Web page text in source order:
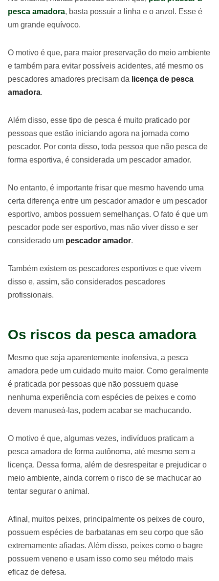
pesca amadora, basta possuir a linha e o anzol. Esse é
um grande equívoco.
O motivo é que, para maior preservação do meio ambiente
e também para evitar possíveis acidentes, até mesmo os
pescadores amadores precisam da licença de pesca
amadora.
Além disso, esse tipo de pesca é muito praticado por
pessoas que estão iniciando agora na jornada como
pescador. Por conta disso, toda pessoa que não pesca de
forma esportiva, é considerada um pescador amador.
No entanto, é importante frisar que mesmo havendo uma
certa diferença entre um pescador amador e um pescador
esportivo, ambos possuem semelhanças. O fato é que um
pescador pode ser esportivo, mas não viver disso e ser
considerado um pescador amador.
Também existem os pescadores esportivos e que vivem
disso e, assim, são considerados pescadores
profissionais.
Os riscos da pesca amadora
Mesmo que seja aparentemente inofensiva, a pesca
amadora pede um cuidado muito maior. Como geralmente
é praticada por pessoas que não possuem quase
nenhuma experiência com espécies de peixes e como
devem manuseá-las, podem acabar se machucando.
O motivo é que, algumas vezes, indivíduos praticam a
pesca amadora de forma autônoma, até mesmo sem a
licença. Dessa forma, além de desrespeitar e prejudicar o
meio ambiente, ainda correm o risco de se machucar ao
tentar segurar o animal.
Afinal, muitos peixes, principalmente os peixes de couro,
possuem espécies de barbatanas em seu corpo que são
extremamente afiadas. Além disso, peixes como o bagre
possuem veneno e usam isso como seu método mais
eficaz de defesa.